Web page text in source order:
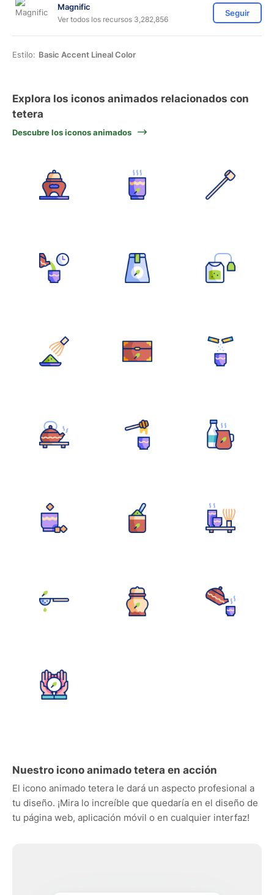
Magnific
Ver todos los recursos 3,282,856
Seguir
Estilo: Basic Accent Lineal Color
Explora los iconos animados relacionados con
tetera
Descubre los iconos animados
Nuestro icono animado tetera en acción
El icono animado tetera le dará un aspecto profesional a
tu diseño. ¡Mira lo increíble que quedaría en el diseño de
tu página web, aplicación móvil o en cualquier interfaz!